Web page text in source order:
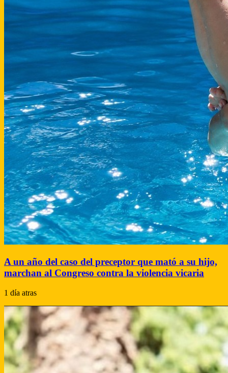
A un año del caso del preceptor que mató a su hijo,
marchan al Congreso contra la violencia vicaria
1 día atras